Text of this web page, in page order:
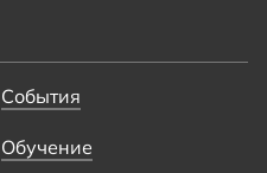
События
Обучение